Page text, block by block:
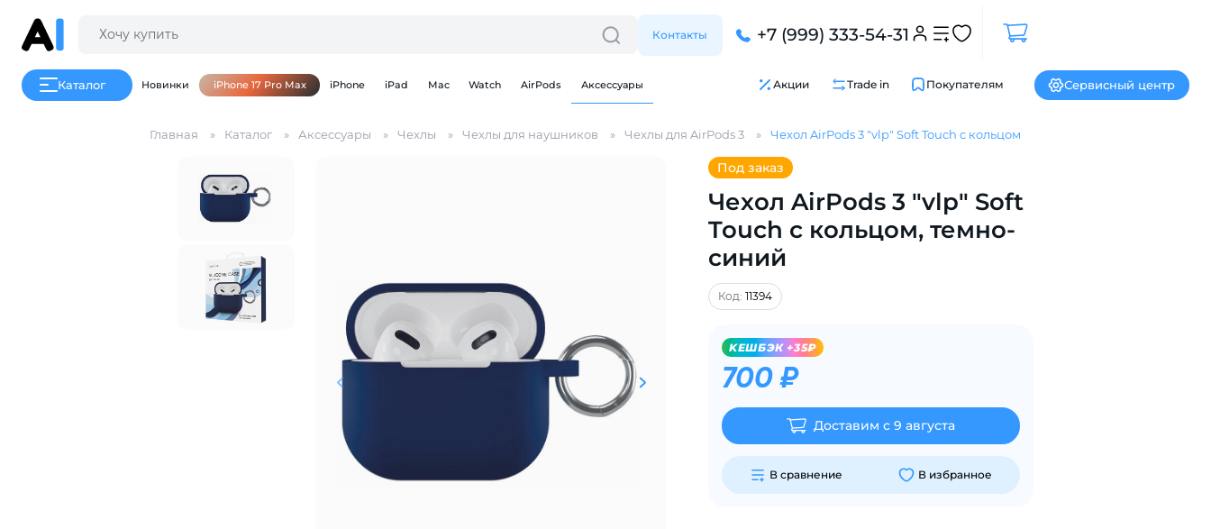
Контакты +7 (999) 333-54-31
Каталог Новинки iPhone 17 Pro Max iPhone iPad Mac Watch AirPods Аксессуары Акции Trade in Покупателям Сервисный центр
Главная Каталог Аксессуары Чехлы Чехлы для наушников Чехлы для AirPods 3 Чехол AirPods 3 "vlp" Soft Touch c кольцом
Под заказ
Чехол AirPods 3 "vlp" Soft
Touch c кольцом, темно-
синий
Код: 11394
KЕШБЭК +35₽
700 ₽
Доставим с 9 августа
В сравнение В избранное
Разбейте
оплату
на части
без переплат
График платежей
Сегодня